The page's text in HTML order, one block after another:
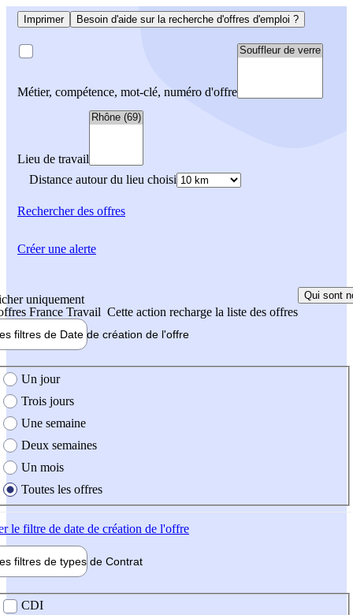
Imprimer Besoin d'aide sur la recherche d'offres d'emploi ?
Métier, compétence, mot-clé, numéro d'offre
Lieu de travail
Distance autour du lieu choisi
Rechercherdes offres
uniquement
France Travail Cette action recharge la liste des offres
Qui sont
filtres de Date de création de l'offre
création de l'offre
Un jour
Trois jours
Une semaine
Deux semaines
Un mois
Toutes les offres
le filtre de date de création de l'offre
filtres de types de Contrat
contrat
CDI
Créer une alerte